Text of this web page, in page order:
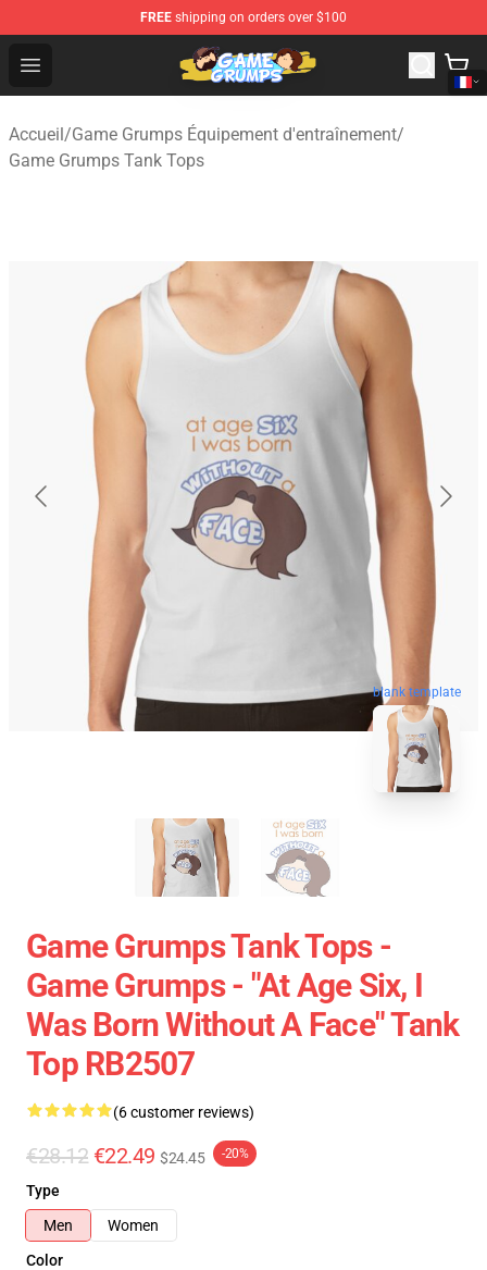
FREE shipping on orders over $100
Open menu
Game Grumps Shop - Official Game Grumps
Accueil/Game Grumps Équipement d'entraînement/
Game Grumps Tank Tops
blank template
Game Grumps Tank Tops -
Game Grumps - "At Age Six, I
Was Born Without A Face" Tank
Top RB2507
(6 customer reviews)
€28.12 €22.49 $24.45 -20%
Type
Men
Women
Color